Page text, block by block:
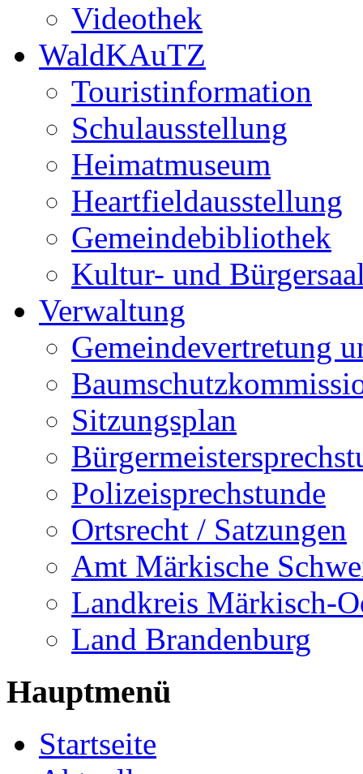
Videothek
WaldKAuTZ
Touristinformation
Schulausstellung
Heimatmuseum
Heartfieldausstellung
Gemeindebibliothek
Kultur- und
Verwaltung
Gemeindevertretung
Sitzungsplan
Polizeisprechstunde
Ortsrecht / Satzungen
Amt Märkische
Landkreis Märkisch-
Land Brandenburg
Hauptmenü
Startseite